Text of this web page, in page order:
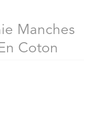
Manches
Coton